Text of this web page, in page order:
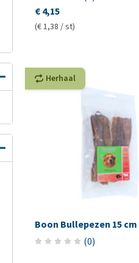
€ 4,15
(€ 1,38 / st)
Herhaal
Boon Bullepezen 15 cm
(0)